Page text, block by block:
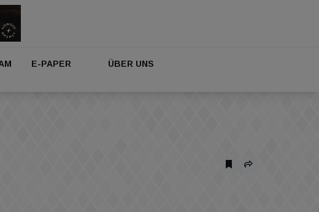
E-PAPER ÜBER UNS